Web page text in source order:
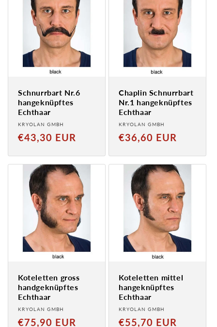
Schnurrbart Nr.6
hangeknüpftes
Echthaar
Anbieter:
KRYOLAN GMBH
Normaler
€43,30 EUR
Chaplin Schnurrbart
Nr.1 hangeknüpftes
Echthaar
Anbieter:
KRYOLAN GMBH
Normaler
€36,60 EUR
Koteletten gross
handgeknüpftes
Echthaar
Anbieter:
KRYOLAN GMBH
Normaler
€75,90 EUR
Koteletten mittel
hangeknüpftes
Echthaar
Anbieter:
KRYOLAN GMBH
Normaler
€55,70 EUR